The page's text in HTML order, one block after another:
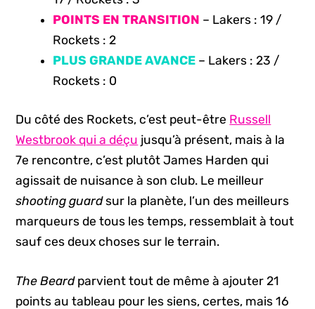
POINTS EN TRANSITION – Lakers : 19 /
Rockets : 2
PLUS GRANDE AVANCE – Lakers : 23 /
Rockets : 0
Du côté des Rockets, c’est peut-être Russell
Westbrook qui a déçu jusqu’à présent, mais à la
7e rencontre, c’est plutôt James Harden qui
agissait de nuisance à son club. Le meilleur
shooting guardsur la planète, l’un des meilleurs
marqueurs de tous les temps, ressemblait à tout
sauf ces deux choses sur le terrain.
The Beardparvient tout de même à ajouter 21
points au tableau pour les siens, certes, mais 16